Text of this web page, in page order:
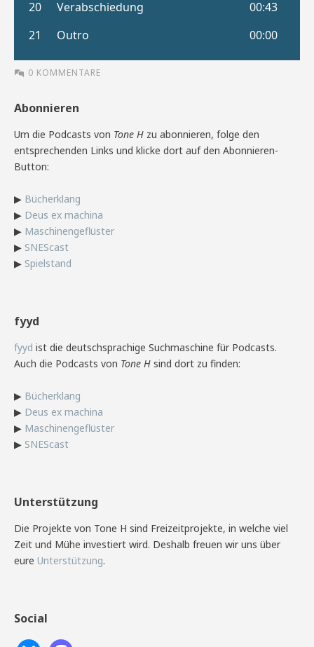
0 KOMMENTARE
Abonnieren
Um die Podcasts von Tone H zu abonnieren, folge den
entsprechenden Links und klicke dort auf den Abonnieren-
Button:
▶ Bücherklang
▶ Deus ex machina
▶ Maschinengeflüster
▶ SNEScast
▶ Spielstand
fyyd
fyyd ist die deutschsprachige Suchmaschine für Podcasts.
Auch die Podcasts von Tone H sind dort zu finden:
▶ Bücherklang
▶ Deus ex machina
▶ Maschinengeflüster
▶ SNEScast
Unterstützung
Die Projekte von Tone H sind Freizeitprojekte, in welche viel
Zeit und Mühe investiert wird. Deshalb freuen wir uns über
eure Unterstützung.
Social